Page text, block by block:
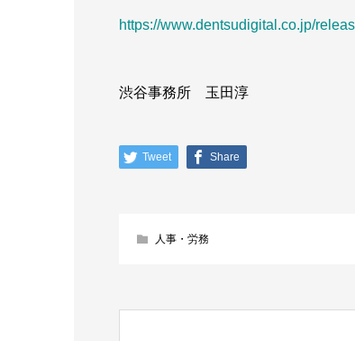
https://www.dentsudigital.co.jp/
渋谷事務所 玉田淳
Tweet Share
人事・労務